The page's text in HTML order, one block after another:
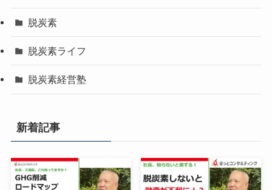
脱炭素
脱炭素ライフ
脱炭素経営塾
新着記事